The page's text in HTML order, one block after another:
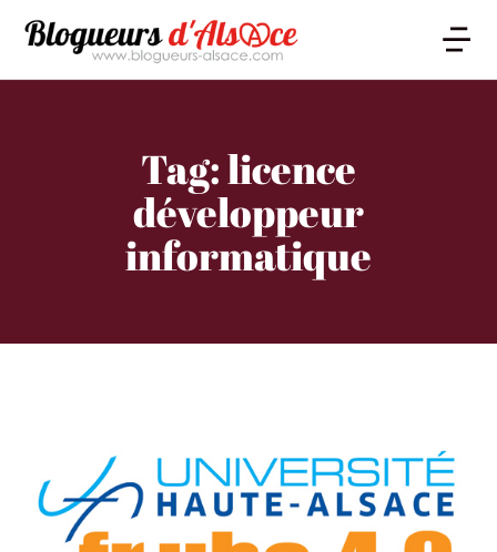
Tag: licence
développeur
informatique